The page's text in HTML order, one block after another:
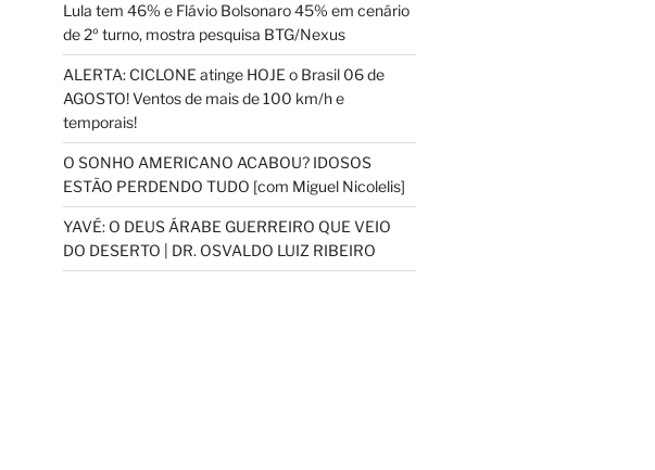
Lula tem 46% e Flávio Bolsonaro 45% em cenário
de 2º turno, mostra pesquisa BTG/Nexus
ALERTA: CICLONE atinge HOJE o Brasil 06 de
AGOSTO! Ventos de mais de 100 km/h e
temporais!
O SONHO AMERICANO ACABOU? IDOSOS
ESTÃO PERDENDO TUDO [com Miguel Nicolelis]
YAVÉ: O DEUS ÁRABE GUERREIRO QUE VEIO
DO DESERTO | DR. OSVALDO LUIZ RIBEIRO